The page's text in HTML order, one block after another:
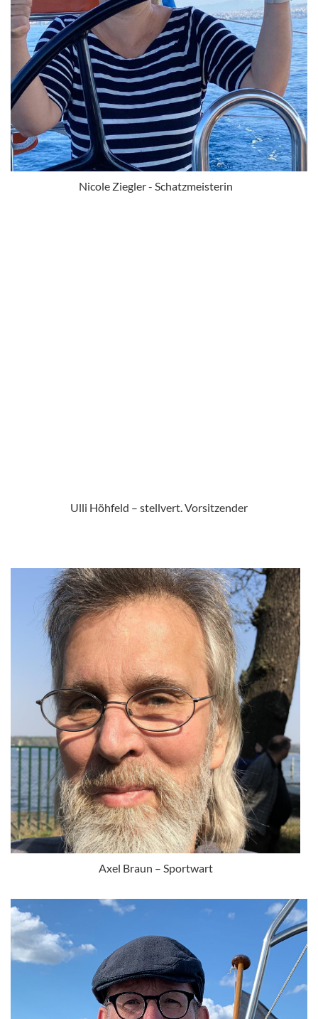
Nicole Ziegler - Schatzmeisterin
Ulli Höhfeld – stellvert. Vorsitzender
Axel Braun – Sportwart